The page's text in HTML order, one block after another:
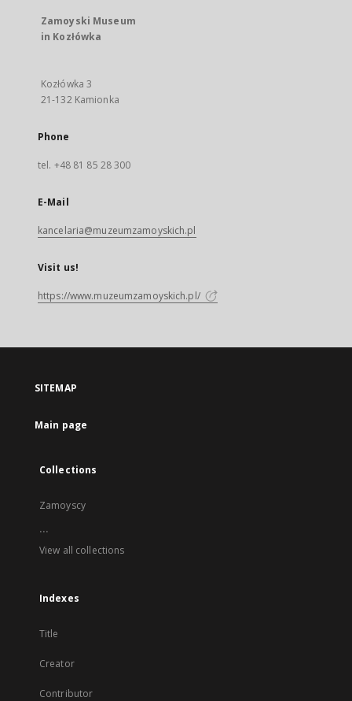
Zamoyski Museum
in Kozłówka
Kozłówka 3
21-132 Kamionka
Phone
tel. +48 81 85 28 300
E-Mail
kancelaria@muzeumzamoyskich.pl
Visit us!
https://www.muzeumzamoyskich.pl/
SITEMAP
Main page
Collections
Zamoyscy
...
View all collections
Indexes
Title
Creator
Contributor